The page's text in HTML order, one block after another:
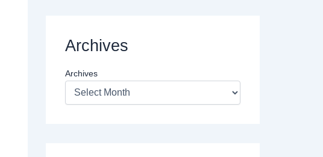
Archives
Archives